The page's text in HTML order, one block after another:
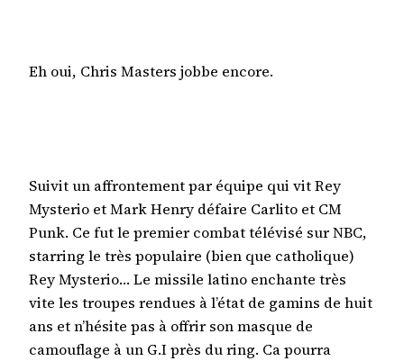
Eh oui, Chris Masters jobbe encore.
Suivit un affrontement par équipe qui vit Rey
Mysterio et Mark Henry défaire Carlito et CM
Punk. Ce fut le premier combat télévisé sur NBC,
starring le très populaire (bien que catholique)
Rey Mysterio… Le missile latino enchante très
vite les troupes rendues à l’état de gamins de huit
ans et n’hésite pas à offrir son masque de
camouflage à un G.I près du ring. Ca pourra